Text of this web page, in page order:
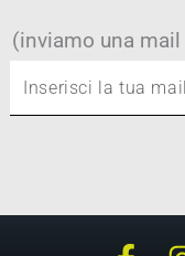
(inviamo una
Inserisci